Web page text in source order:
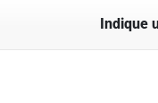
Indique